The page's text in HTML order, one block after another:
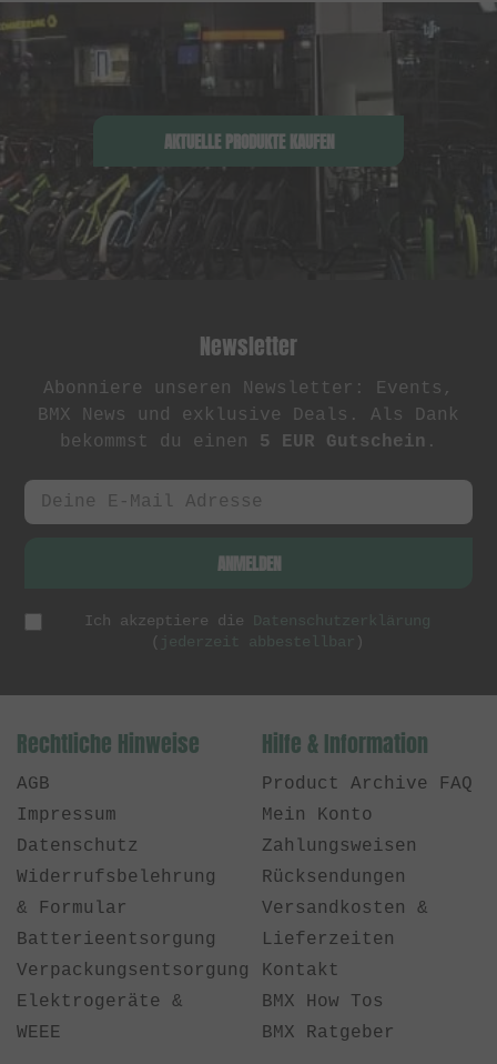
AKTUELLE PRODUKTE KAUFEN
Newsletter
Abonniere unseren Newsletter: Events,
BMX News und exklusive Deals. Als Dank
bekommst du einen 5 EUR Gutschein .
ANMELDEN
Ich akzeptiere die
Datenschutzerklärung
(
jederzeit abbestellbar )
Rechtliche Hinweise
AGB
Impressum
Datenschutz
Widerrufsbelehrung
& Formular
Batterieentsorgung
Verpackungsentsorgung
Elektrogeräte &
WEEE
Hilfe & Information
Product Archive FAQ
Mein Konto
Zahlungsweisen
Rücksendungen
Versandkosten &
Lieferzeiten
Kontakt
BMX How Tos
BMX Ratgeber